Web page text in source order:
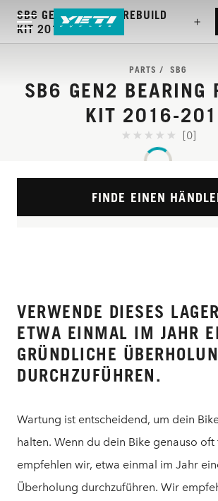
SB6 GEN2 BEARING REBUILD
KIT 2016-2019
PARTS SB6
SB6 GEN2 BEARING
KIT 2016-
[0]
FINDE EINEN
VERWENDE DIESES
ETWA EINMAL IM JAHR
GRÜNDLICHE
DURCHZUFÜHREN.
Wartung ist entscheidend, um dein
halten. Wenn du dein Bike genauso oft
empfehlen wir, etwa einmal im Jahr
Überholung durchzuführen. Wir